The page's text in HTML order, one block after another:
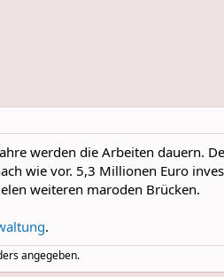
werden die Arbeiten dauern.
wie vor. 5,3 Millionen Euro
weiteren maroden Brücken.
.
angegeben.